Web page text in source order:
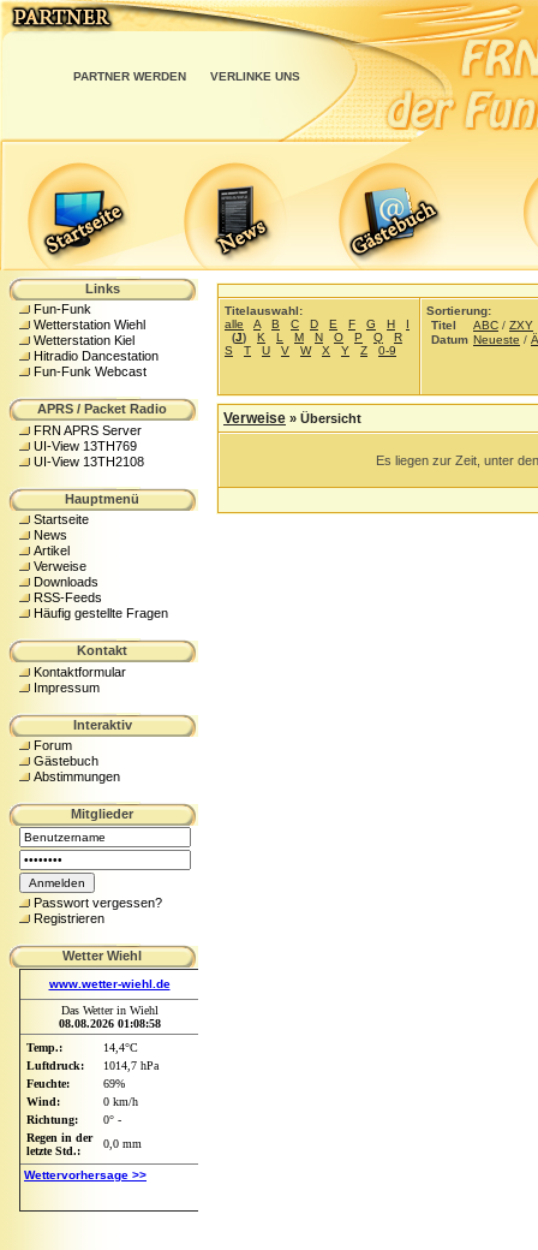
PARTNER WERDEN VERLINKE UNS
Links
Fun-Funk
Wetterstation Wiehl
Wetterstation Kiel
Hitradio Dancestation
Fun-Funk Webcast
APRS / Packet Radio
FRN APRS Server
UI-View 13TH769
UI-View 13TH2108
Hauptmenü
Startseite
News
Artikel
Verweise
Downloads
RSS-Feeds
Häufig gestellte Fragen
Kontakt
Kontaktformular
Impressum
Interaktiv
Forum
Gästebuch
Abstimmungen
Mitglieder
Passwort vergessen?
Registrieren
Wetter Wiehl
Titelauswahl:
alle
A B C D E F G H
I
(J) K L M N O P Q
R
S
T U V W X Y Z 0-9
Sortierung:
Titel
ABC / ZXY
Datum Neueste /
Verweise » Übersicht
Es liegen zur Zeit, unter